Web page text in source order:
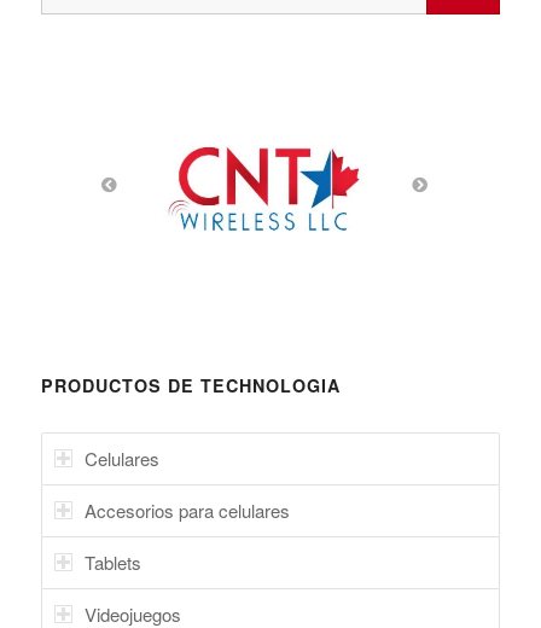
PRODUCTOS DE TECHNOLOGIA
Celulares
Accesorios para celulares
Tablets
Videojuegos